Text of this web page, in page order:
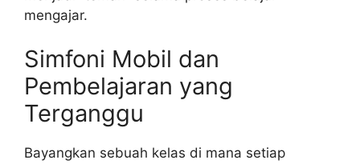
mengajar.
Simfoni Mobil dan
Pembelajaran yang
Terganggu
Bayangkan sebuah kelas di mana setiap